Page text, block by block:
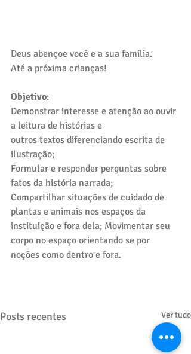
Deus abençoe você e a sua família.
Até a próxima crianças!
Objetivo:
Demonstrar interesse e atenção ao ouvir
a leitura de histórias e
outros textos diferenciando escrita de
ilustração;
Formular e responder perguntas sobre
fatos da história narrada;
Compartilhar situações de cuidado de
plantas e animais nos espaços da
instituição e fora dela; Movimentar seu
corpo no espaço orientando se por
noções como dentro e fora.
Posts recentes Ver tudo